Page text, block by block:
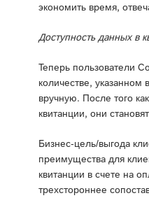
экономить время,
Доступность данных в
Теперь пользователи
количестве, указанном
вручную. После того
квитанции, они
Бизнес-цель/выгода
преимущества для
квитанции в счете на
трехстороннее